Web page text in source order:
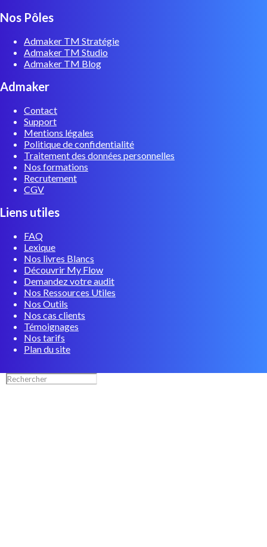
Nos Pôles
Admaker TM Stratégie
Admaker TM Studio
Admaker TM Blog
Admaker
Contact
Support
Mentions légales
Politique de confidentialité
Traitement des données personnelles
Nos formations
Recrutement
CGV
Liens utiles
FAQ
Lexique
Nos livres Blancs
Découvrir My Flow
Demandez votre audit
Nos Ressources Utiles
Nos Outils
Nos cas clients
Témoignages
Nos tarifs
Plan du site